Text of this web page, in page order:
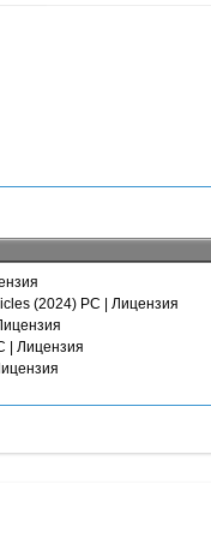
(2024) PC | Лицензия
| Лицензия